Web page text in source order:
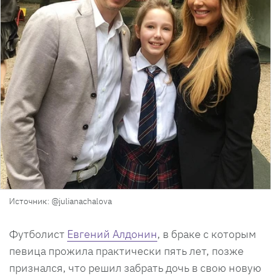
Источник: @julianachalova
Футболист Евгений Алдонин, в браке с которым
певица прожила практически пять лет, позже
признался, что решил забрать дочь в свою новую